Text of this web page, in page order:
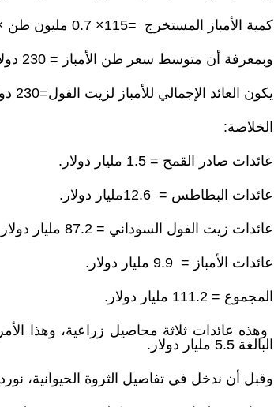
كمية الأمباز المستخرج =115× 0.7 مليون طن × 0.52 = 43 مليون طن من الأمباز.
وبمعرفة أن متوسط سعر طن الأمباز = 230 دولار للطن
يكون العائد الإجمالي للأمباز لزيت الفول=230 دولار× 43 مليون طن= 9.9 مليار دولار
الخلاصة:
عائدات صادر القمح = 1.5 مليار دولار.
عائدات البطاطس = 12.6مليار دولار.
عائدات زيت الفول السوداني = 87.2 مليار دولار.
عائدات الأمباز = 9.9 مليار دولار.
المجموع = 111.2 مليار دولار.
البالغة 5.5 مليار دولار.
وقبل أن ندخل في تفاصيل الثروة الحيوانية،